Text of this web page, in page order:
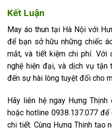
Kết Luận
May áo thun tại Hà Nội với
để bạn sở hữu những chiếc
mắt, và tiết kiệm chi phí. Với
nghệ hiện đại, và dịch vụ tận
đến sự hài lòng tuyệt đối cho
Hãy liên hệ ngay Hưng
hoặc hotline 0938.137.077
chi tiết. Cùng Hưng Thịnh tạo